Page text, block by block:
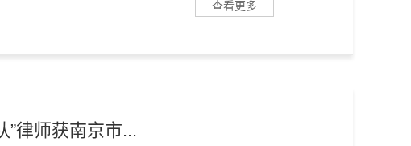
查看更多
”律师获南京市...